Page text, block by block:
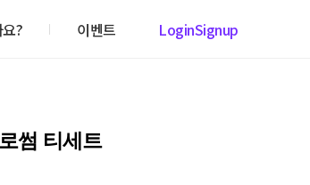
? 이벤트 LoginSignup
썸 티세트